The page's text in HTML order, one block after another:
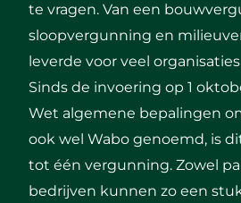
te vragen. Van een
sloopvergunning en
leverde voor veel
Sinds de invoering op 1
Wet algemene bepalingen
ook wel Wabo genoemd, is
tot één vergunning. Zowel
bedrijven kunnen zo een